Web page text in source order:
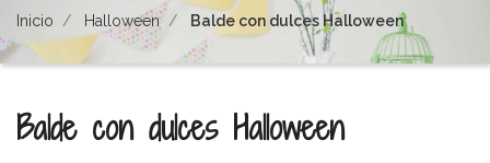
Inicio Halloween Balde con dulces Halloween
Balde con dulces Halloween